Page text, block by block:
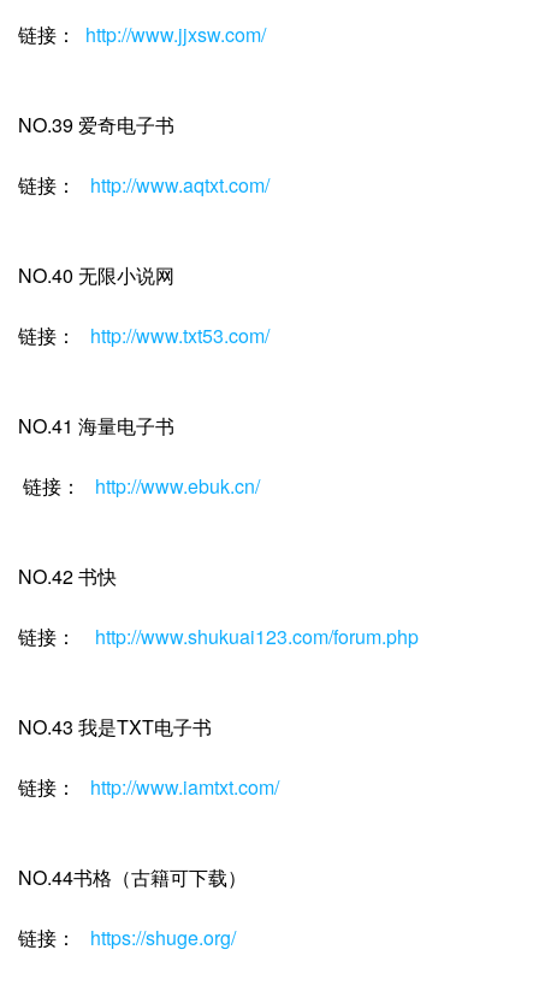
链接： http://www.jjxsw.com/
NO.39 爱奇电子书
链接： http://www.aqtxt.com/
NO.40 无限小说网
链接： http://www.txt53.com/
NO.41 海量电子书
链接： http://www.ebuk.cn/
NO.42 书快
链接： http://www.shukuai123.com/forum.php
NO.43 我是TXT电子书
链接： http://www.iamtxt.com/
NO.44书格（古籍可下载）
链接： https://shuge.org/